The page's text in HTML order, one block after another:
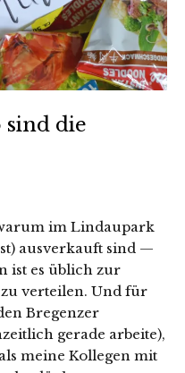
sind die
im Lindaupark
ausverkauft sind —
ist es üblich zur
verteilen. Und für
Bregenzer
gerade arbeite),
meine Kollegen mit